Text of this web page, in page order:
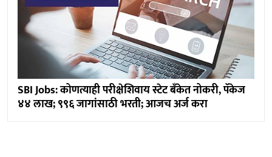
SBI Jobs: कोणत्याही परीक्षेशिवाय स्टेट बँकेत नोकरी, पॅकेज
४४ लाख; ९९६ जागांसाठी भरती; आजच अर्ज करा